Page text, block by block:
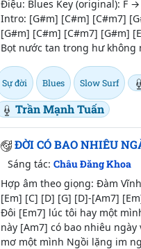
Điệu: Blues Key (original): F
Intro: [G#m] [C#m] [C#m7]
[G#m] [C#m] [C#m7] [G#m]
Bọt nước tan trong hư không
Sự đời Blues Slow Surf
Trần Mạnh Tuấn
ĐỜI CÓ BAO NHIÊU
Sáng tác:Châu Đăng Khoa
Hợp âm theo giọng: Đàm
[Em] [C] [D] [G] [D]-[Am7]
Đôi [Em7] lúc tôi hay một
này [Am7] có bao nhiêu
mơ một mình Ngồi lặng im